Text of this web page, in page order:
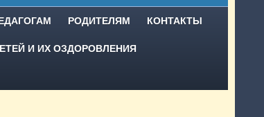
РОДИТЕЛЯМ КОНТАКТЫ
И ИХ ОЗДОРОВЛЕНИЯ